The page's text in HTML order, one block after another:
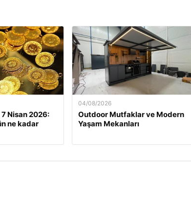
7 Nisan 2026:
ne kadar
04/08/2026
Outdoor Mutfaklar ve Modern
Yaşam Mekanları